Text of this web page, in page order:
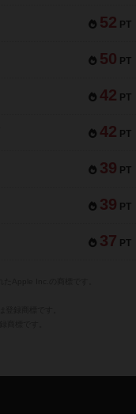
52 PT
50 PT
42 PT
42 PT
39 PT
39 PT
37 PT